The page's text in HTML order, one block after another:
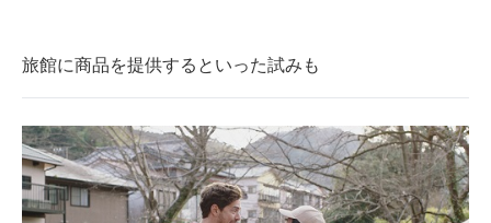
旅館に商品を提供するといった試みも